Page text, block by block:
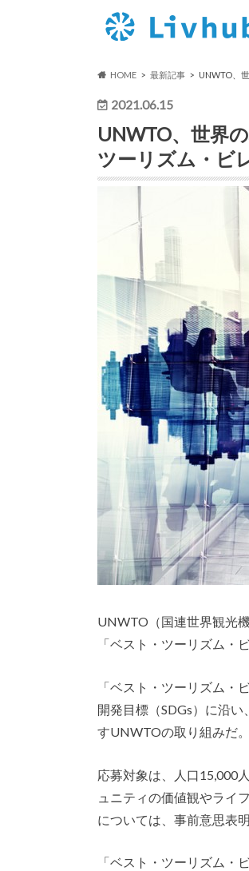
HOME 最新記事 UNWTO、
2021.06.15
UNWTO、世界
ツーリズム・ビ
UNWTO（国連世界観光
「ベスト・ツーリズム・
「ベスト・ツーリズム・
開発目標（SDGs）に沿
すUNWTOの取り組みだ。
応募対象は、人口15,000
ュニティの価値観やライ
については、事前意思表
「ベスト・ツーリズム・